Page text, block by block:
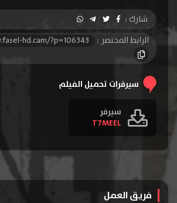
شارك :
الرابط المختصر :
hd.cam/?p=106343
سيرفرات تحميل الفيلم
سيرفر
T7MEEL
فريق العمل